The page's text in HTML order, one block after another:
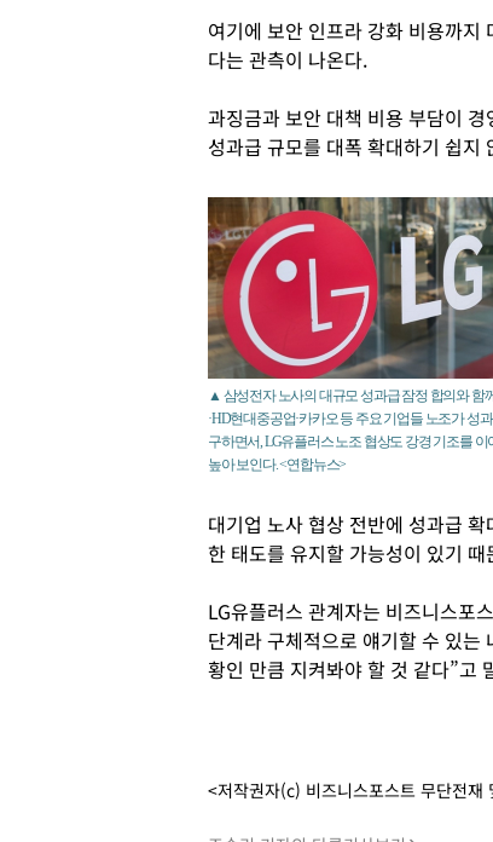
여기에 보안 인프라 강화 비용까지
다는 관측이 나온다.
과징금과 보안 대책 비용 부담이
성과급 규모를 대폭 확대하기 쉽지
▲ 삼성전자 노사의 대규모 성과급 잠정 합의와 함
·HD현대중공업·카카오 등 주요 기업들 노조가 성
구하면서, LG유플러스 노조 협상도 강경 기조를 이
높아 보인다. <연합뉴스>
대기업 노사 협상 전반에 성과급
한 태도를 유지할 가능성이 있기 때
LG유플러스 관계자는 비즈니스포
단계라 구체적으로 얘기할 수 있는
황인 만큼 지켜봐야 할 것 같다”고
<저작권자(c) 비즈니스포스트 무단전재